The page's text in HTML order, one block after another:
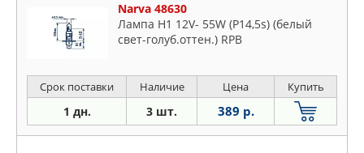
Narva 48630
Лампа H1 12V- 55W (P14,5s) (белый
свет-голуб.оттен.) RPB
Срок поставки Наличие Цена Купить
1 дн. 3 шт. 389 р.